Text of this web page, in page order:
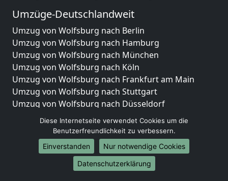
Umzüge-Deutschlandweit
Umzug von Wolfsburg nach Berlin
Umzug von Wolfsburg nach Hamburg
Umzug von Wolfsburg nach München
Umzug von Wolfsburg nach Köln
Umzug von Wolfsburg nach Frankfurt am Main
Umzug von Wolfsburg nach Stuttgart
Umzug von Wolfsburg nach Düsseldorf
Umzug von Wolfsburg nach Leipzig
Umzug von Wolfsburg nach Dortmund
Umzug von Wolfsburg nach Essen
Umzug von Wolfsburg nach Bremen
Umzug von Wolfsburg nach Dresden
Diese Internetseite verwendet Cookies um die
Benutzerfreundlichkeit zu verbessern.
Einverstanden
Nur notwendige Cookies
Datenschutzerklärung